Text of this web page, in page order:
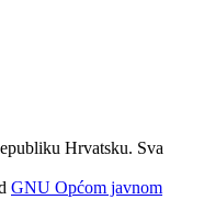
Hrvatsku. Sva
GNU Općom javnom